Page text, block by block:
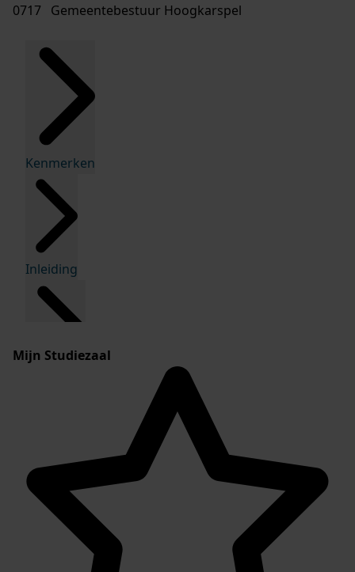
0717 Gemeentebestuur Hoogkarspel
Kenmerken
Inleiding
Mijn Studiezaal